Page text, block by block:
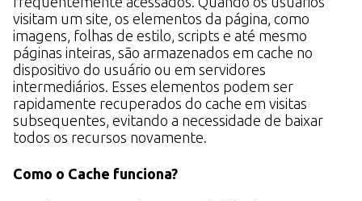
visitam um site, os elementos da página, como
imagens, folhas de estilo, scripts e até mesmo
páginas inteiras, são armazenados em cache no
dispositivo do usuário ou em servidores
intermediários. Esses elementos podem ser
rapidamente recuperados do cache em visitas
subsequentes, evitando a necessidade de baixar
todos os recursos novamente.
Como o Cache funciona?